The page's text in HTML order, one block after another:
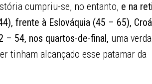
cumpriu-se, no entanto, e na
frente à Eslováquia (45 – 65),
– 54, nos quartos-de-final, uma
tinham alcançado esse patamar da